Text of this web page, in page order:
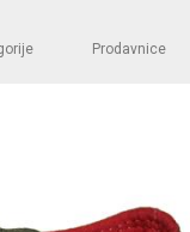
Prodavnice